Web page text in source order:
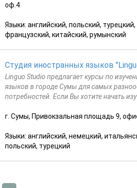
оф.4
Языки: английский, польский,
французский, китайский, румынский
Студия иностранных языков
Linguo Studio предлагает курсы по
языков в городе Сумы для самых
потребностей. Если Вы хотите начать
г. Сумы, Привокзальная площадь 9,
Языки: английский, немецкий,
польский, турецкий